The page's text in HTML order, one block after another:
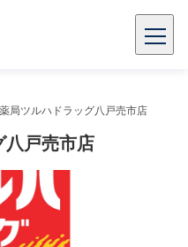
局ツルハドラッグ八戸売市店
戸売市店